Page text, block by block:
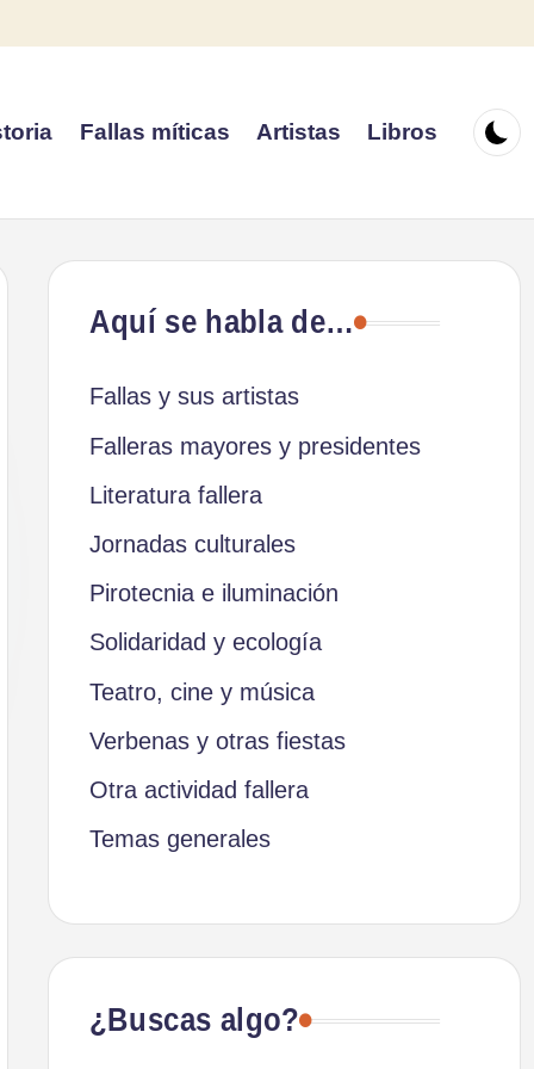
Fallas míticas Artistas Libros
Aquí se habla de…
Fallas y sus artistas
Falleras mayores y presidentes
Literatura fallera
Jornadas culturales
Pirotecnia e iluminación
Solidaridad y ecología
Teatro, cine y música
Verbenas y otras fiestas
Otra actividad fallera
Temas generales
¿Buscas algo?